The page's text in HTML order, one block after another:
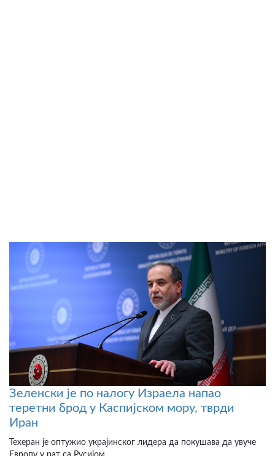
Зеленски је по налогу Израела напао
теретни брод у Каспијском мору, тврди
Иран
Техеран је оптужио украјинског лидера да покушава да увуче